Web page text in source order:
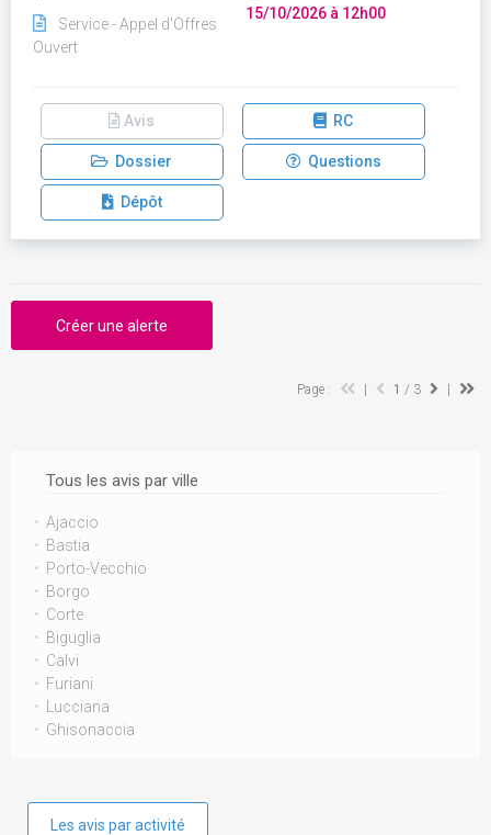
Tous les avis par ville
Ajaccio
Bastia
Porto-Vecchio
Borgo
Corte
Biguglia
Calvi
Furiani
Lucciana
Ghisonaccia
Les avis par activité
Service - Appel d'Offres
Ouvert
15/10/2026 à 12h00
Avis RC
Dossier Questions
Dépôt
Créer une alerte
Page : 1 / 3